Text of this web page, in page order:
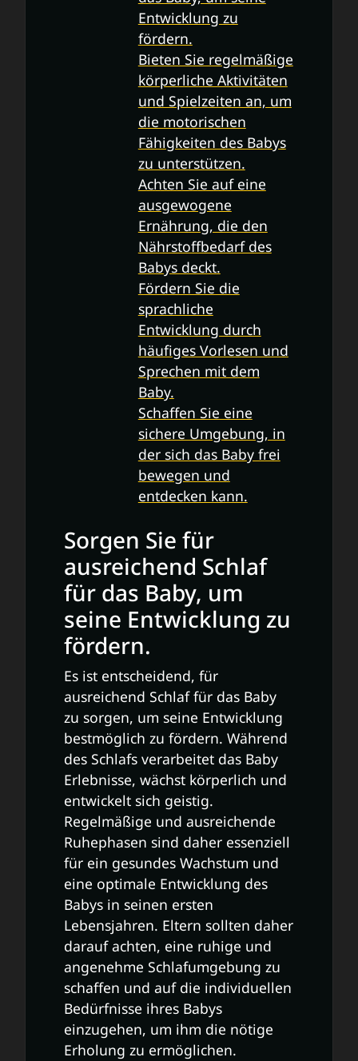
Entwicklung zu
fördern.
Bieten Sie regelmäßige
körperliche Aktivitäten
und Spielzeiten an, um
die motorischen
Fähigkeiten des Babys
zu unterstützen.
Achten Sie auf eine
ausgewogene
Ernährung, die den
Nährstoffbedarf des
Babys deckt.
Fördern Sie die
sprachliche
Entwicklung durch
häufiges Vorlesen und
Sprechen mit dem
Baby.
Schaffen Sie eine
sichere Umgebung, in
der sich das Baby frei
bewegen und
entdecken kann.
Sorgen Sie für
ausreichend Schlaf
für das Baby, um
seine Entwicklung zu
fördern.
Es ist entscheidend, für
ausreichend Schlaf für das Baby
zu sorgen, um seine Entwicklung
bestmöglich zu fördern. Während
des Schlafs verarbeitet das Baby
Erlebnisse, wächst körperlich und
entwickelt sich geistig.
Regelmäßige und ausreichende
Ruhephasen sind daher essenziell
für ein gesundes Wachstum und
eine optimale Entwicklung des
Babys in seinen ersten
Lebensjahren. Eltern sollten daher
darauf achten, eine ruhige und
angenehme Schlafumgebung zu
schaffen und auf die individuellen
Bedürfnisse ihres Babys
einzugehen, um ihm die nötige
Erholung zu ermöglichen.